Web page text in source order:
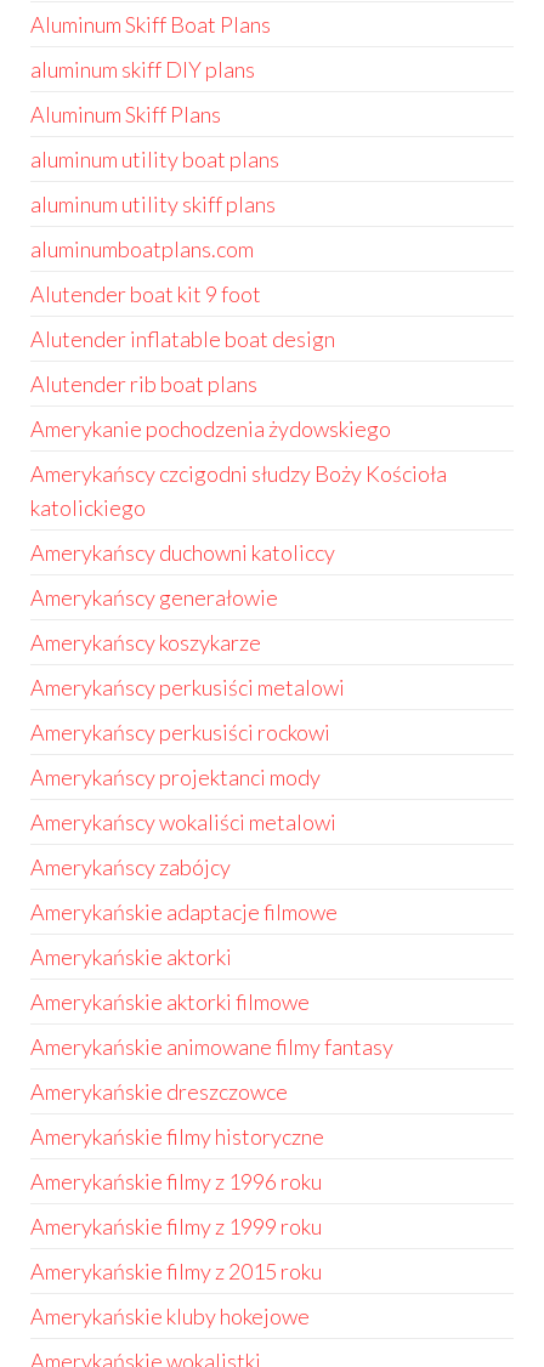
Aluminum Skiff Boat Plans
aluminum skiff DIY plans
Aluminum Skiff Plans
aluminum utility boat plans
aluminum utility skiff plans
aluminumboatplans.com
Alutender boat kit 9 foot
Alutender inflatable boat design
Alutender rib boat plans
Amerykanie pochodzenia żydowskiego
Amerykańscy czcigodni słudzy Boży Kościoła
katolickiego
Amerykańscy duchowni katoliccy
Amerykańscy generałowie
Amerykańscy koszykarze
Amerykańscy perkusiści metalowi
Amerykańscy perkusiści rockowi
Amerykańscy projektanci mody
Amerykańscy wokaliści metalowi
Amerykańscy zabójcy
Amerykańskie adaptacje filmowe
Amerykańskie aktorki
Amerykańskie aktorki filmowe
Amerykańskie animowane filmy fantasy
Amerykańskie dreszczowce
Amerykańskie filmy historyczne
Amerykańskie filmy z 1996 roku
Amerykańskie filmy z 1999 roku
Amerykańskie filmy z 2015 roku
Amerykańskie kluby hokejowe
Amerykańskie wokalistki